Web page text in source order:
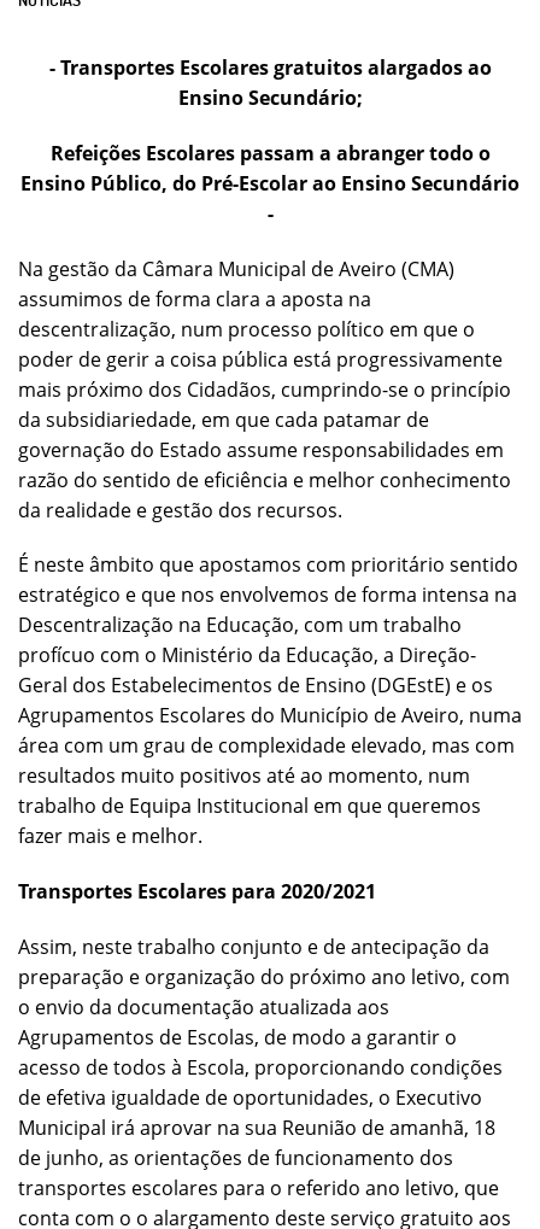
- Transportes Escolares gratuitos alargados ao
Ensino Secundário;
Refeições Escolares passam a abranger todo o
Ensino Público, do Pré-Escolar ao Ensino Secundário
-
Na gestão da Câmara Municipal de Aveiro (CMA)
assumimos de forma clara a aposta na
descentralização, num processo político em que o
poder de gerir a coisa pública está progressivamente
mais próximo dos Cidadãos, cumprindo-se o princípio
da subsidiariedade, em que cada patamar de
governação do Estado assume responsabilidades em
razão do sentido de eficiência e melhor conhecimento
da realidade e gestão dos recursos.
É neste âmbito que apostamos com prioritário sentido
estratégico e que nos envolvemos de forma intensa na
Descentralização na Educação, com um trabalho
profícuo com o Ministério da Educação, a Direção-
Geral dos Estabelecimentos de Ensino (DGEstE) e os
Agrupamentos Escolares do Município de Aveiro, numa
área com um grau de complexidade elevado, mas com
resultados muito positivos até ao momento, num
trabalho de Equipa Institucional em que queremos
fazer mais e melhor.
Transportes Escolares para 2020/2021
Assim, neste trabalho conjunto e de antecipação da
preparação e organização do próximo ano letivo, com
o envio da documentação atualizada aos
Agrupamentos de Escolas, de modo a garantir o
acesso de todos à Escola, proporcionando condições
de efetiva igualdade de oportunidades, o Executivo
Municipal irá aprovar na sua Reunião de amanhã, 18
de junho, as orientações de funcionamento dos
transportes escolares para o referido ano letivo, que
conta com o o alargamento deste serviço gratuito aos